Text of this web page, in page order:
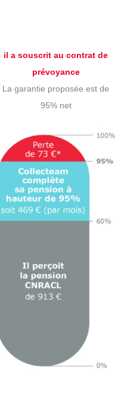
il a souscrit au contrat de
prévoyance
La garantie proposée est de
95% net